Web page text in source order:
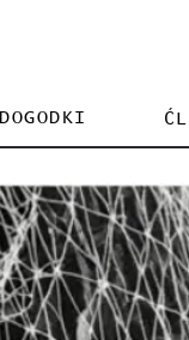
DOGODKI